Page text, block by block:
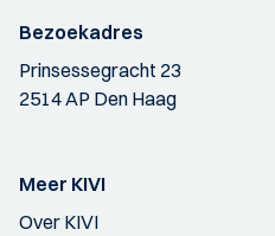
Bezoekadres
Prinsessegracht 23
2514 AP Den Haag
Meer KIVI
Over KIVI